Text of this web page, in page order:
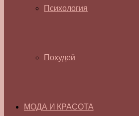
Психология
Похудей
МОДА И КРАСОТА